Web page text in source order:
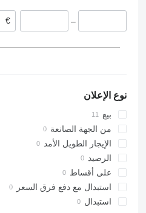
–
نوع الإعلان
بيع
من الجهة الصانعة
الإيجار الطويل الأمد
الرصيد
على أقساط
استبدال مع دفع فرق السعر
استبدال